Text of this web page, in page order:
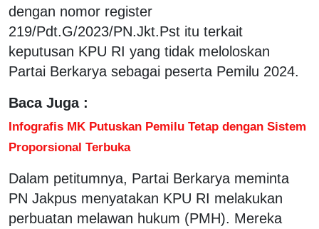
dengan nomor register
219/Pdt.G/2023/PN.Jkt.Pst itu terkait
keputusan KPU RI yang tidak meloloskan
Partai Berkarya sebagai peserta Pemilu 2024.
Baca Juga :
Infografis MK Putuskan Pemilu Tetap dengan Sistem
Proporsional Terbuka
Dalam petitumnya, Partai Berkarya meminta
PN Jakpus menyatakan KPU RI melakukan
perbuatan melawan hukum (PMH). Mereka